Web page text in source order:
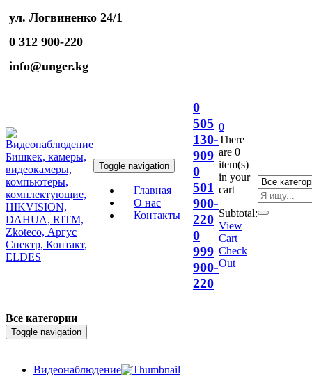
ул. Логвиненко 24/1
0 312 900-220
info@unger.kg
Toggle navigation
Главная
О нас
Контакты
0
505
130-
909
0
501
900-
220
0
999
900-
220
0
There
are 0
item(s)
in your
cart
Subtotal:
View
Cart
Check
Out
Все категории
Toggle navigation
Видеонаблюдение